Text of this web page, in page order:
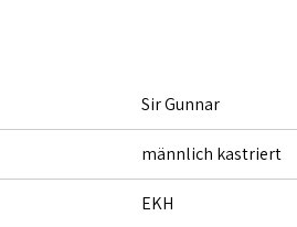
Sir Gunnar
männlich kastriert
EKH